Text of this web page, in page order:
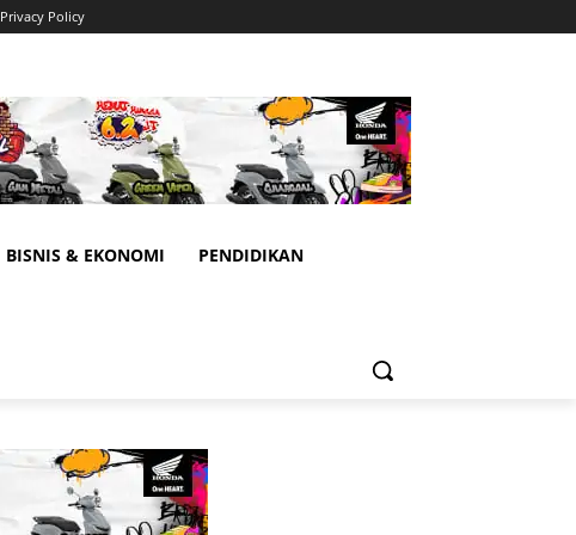
Privacy Policy
BISNIS & EKONOMI PENDIDIKAN